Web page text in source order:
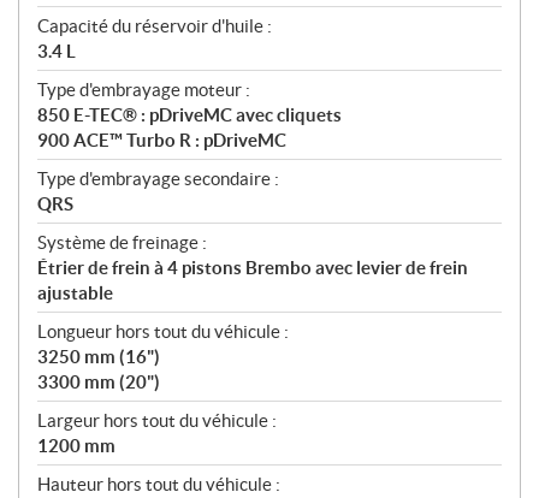
Capacité du réservoir d'huile :
3.4 L
Type d'embrayage moteur :
850 E-TEC® : pDriveMC avec cliquets
900 ACE™ Turbo R : pDriveMC
Type d'embrayage secondaire :
QRS
Système de freinage :
Étrier de frein à 4 pistons Brembo avec levier de frein
ajustable
Longueur hors tout du véhicule :
3250 mm (16")
3300 mm (20")
Largeur hors tout du véhicule :
1200 mm
Hauteur hors tout du véhicule :